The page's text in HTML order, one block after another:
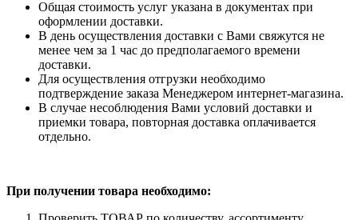
Общая стоимость услуг указана в документах при
оформлении доставки.
В день осуществления доставки с Вами свяжутся не
менее чем за 1 час до предполагаемого времени
доставки.
Для осуществления отгрузки необходимо
подтверждение заказа Менеджером интернет-магазина.
В случае несоблюдения Вами условий доставки и
приемки товара, повторная доставка оплачивается
отдельно.
При получении товара необходимо: